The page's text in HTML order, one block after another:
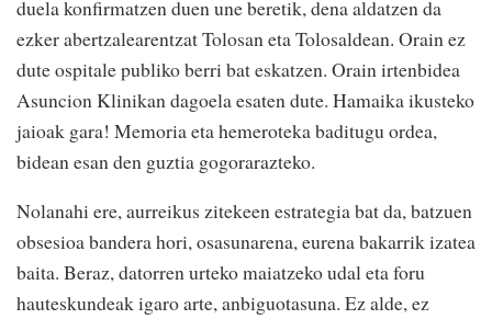
duela konfirmatzen duen une beretik, dena aldatzen da
ezker abertzalearentzat Tolosan eta Tolosaldean. Orain ez
dute ospitale publiko berri bat eskatzen. Orain irtenbidea
Asuncion Klinikan dagoela esaten dute. Hamaika ikusteko
jaioak gara! Memoria eta hemeroteka baditugu ordea,
bidean esan den guztia gogorarazteko.
Nolanahi ere, aurreikus zitekeen estrategia bat da, batzuen
obsesioa bandera hori, osasunarena, eurena bakarrik izatea
baita. Beraz, datorren urteko maiatzeko udal eta foru
hauteskundeak igaro arte, anbiguotasuna. Ez alde, ez